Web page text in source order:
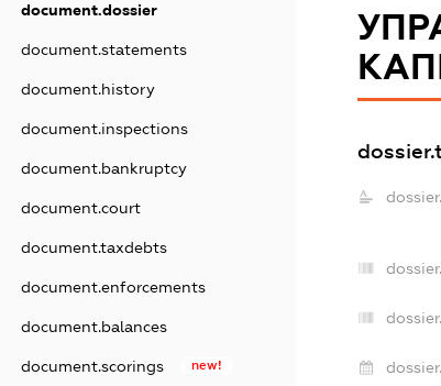
document.dossier
document.statements
document.history
document.inspections
document.bankruptcy
document.court
document.taxdebts
document.enforcements
document.balances
document.scorings new!